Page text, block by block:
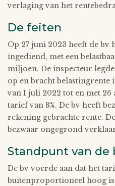
verlaging van het
De feiten
Op 27 juni 2023 heeft de bv
ingediend, met een
miljoen. De inspecteur
op en bracht
van 1 juli 2022 tot en met 26
tarief van 8%. De bv heeft
rekening gebrachte rente.
bezwaar ongegrond
Standpunt van de
De bv voerde aan dat het
buitenproportioneel hoog